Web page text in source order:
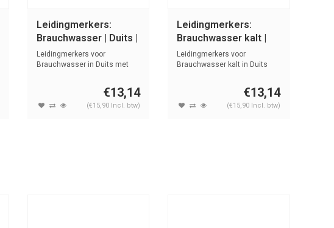
Leidingmerkers:
Brauchwasser | Duits |
Water
Leidingmerkers voor
Brauchwasser in Duits met
€13,14
(€15,90 Incl. btw)
Leidingmerkers:
Brauchwasser kalt |
Duits | Water
Leidingmerkers voor
Brauchwasser kalt in Duits
€13,14
(€15,90 Incl. btw)